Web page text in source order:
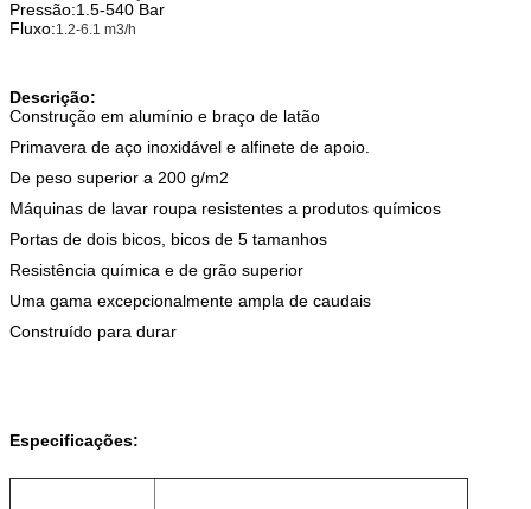
Pressão:1.5-540 Bar
Fluxo:1.2-6.1 m3/h
Descrição:
Construção em alumínio e braço de latão
Primavera de aço inoxidável e alfinete de apoio.
De peso superior a 200 g/m2
Máquinas de lavar roupa resistentes a produtos químicos
Portas de dois bicos, bicos de 5 tamanhos
Resistência química e de grão superior
Uma gama excepcionalmente ampla de caudais
Construído para durar
Especificações: